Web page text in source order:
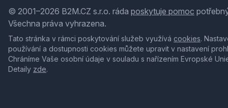
© 2001–2026 B2M.CZ s.r.o. ráda poskytuje pomoc
Všechna práva vyhrazena.
Tato stránka v rámci poskytování služeb využívá cookies.
používání a dostupnosti cookies můžete upravit v nastavení
Chráníme Vaše osobní údaje v souladu s nařízením Evropské
Detaily zde.